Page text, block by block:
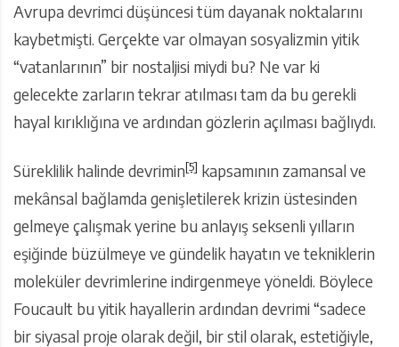
Avrupa devrimci düşüncesi tüm dayanak noktalarını
kaybetmişti. Gerçekte var olmayan sosyalizmin yitik
“vatanlarının” bir nostaljisi miydi bu? Ne var ki
gelecekte zarların tekrar atılması tam da bu gerekli
hayal kırıklığına ve ardından gözlerin açılması bağlıydı.
Süreklilik halinde devrimin[5] kapsamının zamansal ve
mekânsal bağlamda genişletilerek krizin üstesinden
gelmeye çalışmak yerine bu anlayış seksenli yılların
eşiğinde büzülmeye ve gündelik hayatın ve tekniklerin
moleküler devrimlerine indirgenmeye yöneldi. Böylece
Foucault bu yitik hayallerin ardından devrimi “sadece
bir siyasal proje olarak değil, bir stil olarak, estetiğiyle,